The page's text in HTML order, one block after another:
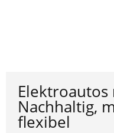
Elektroautos
Nachhaltig,
flexibel